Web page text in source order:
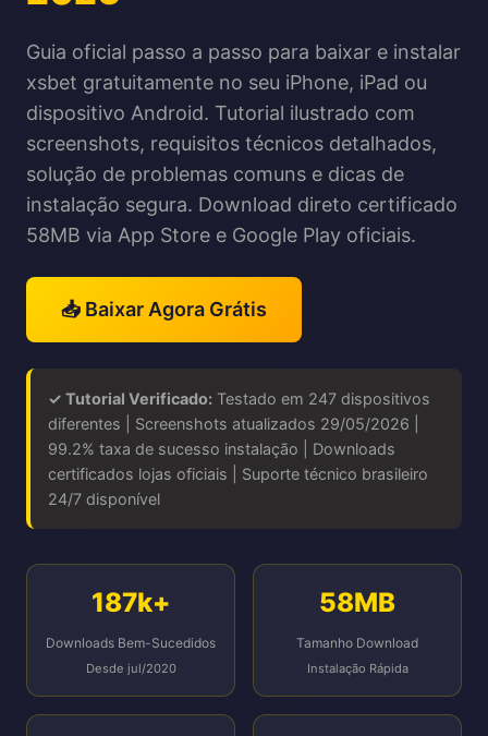
Guia oficial passo a passo para baixar e instalar
xsbet gratuitamente no seu iPhone, iPad ou
dispositivo Android. Tutorial ilustrado com
screenshots, requisitos técnicos detalhados,
solução de problemas comuns e dicas de
instalação segura. Download direto certificado
58MB via App Store e Google Play oficiais.
📥 Baixar Agora Grátis
✓ Tutorial Verificado: Testado em 247 dispositivos
diferentes | Screenshots atualizados 29/05/2026 |
99.2% taxa de sucesso instalação | Downloads
certificados lojas oficiais | Suporte técnico brasileiro
24/7 disponível
187k+
Downloads Bem-Sucedidos
Desde jul/2020
58MB
Tamanho Download
Instalação Rápida